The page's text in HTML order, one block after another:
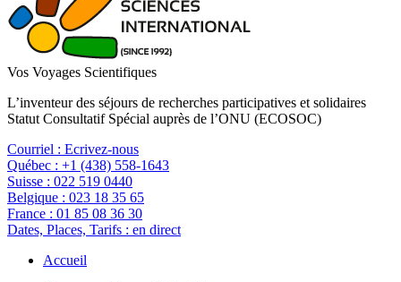
Vos Voyages Scientifiques
L’inventeur des séjours de recherches participatives et solidaires
Statut Consultatif Spécial auprès de l’ONU (ECOSOC)
Courriel : Ecrivez-nous
Québec : +1 (438) 558-1643
Suisse : 022 519 0440
Belgique : 023 18 35 65
France : 01 85 08 36 30
Dates, Places, Tarifs : en direct
Accueil